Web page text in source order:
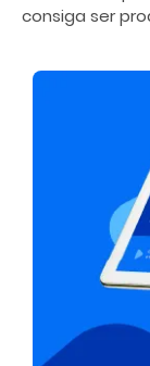
consiga ser